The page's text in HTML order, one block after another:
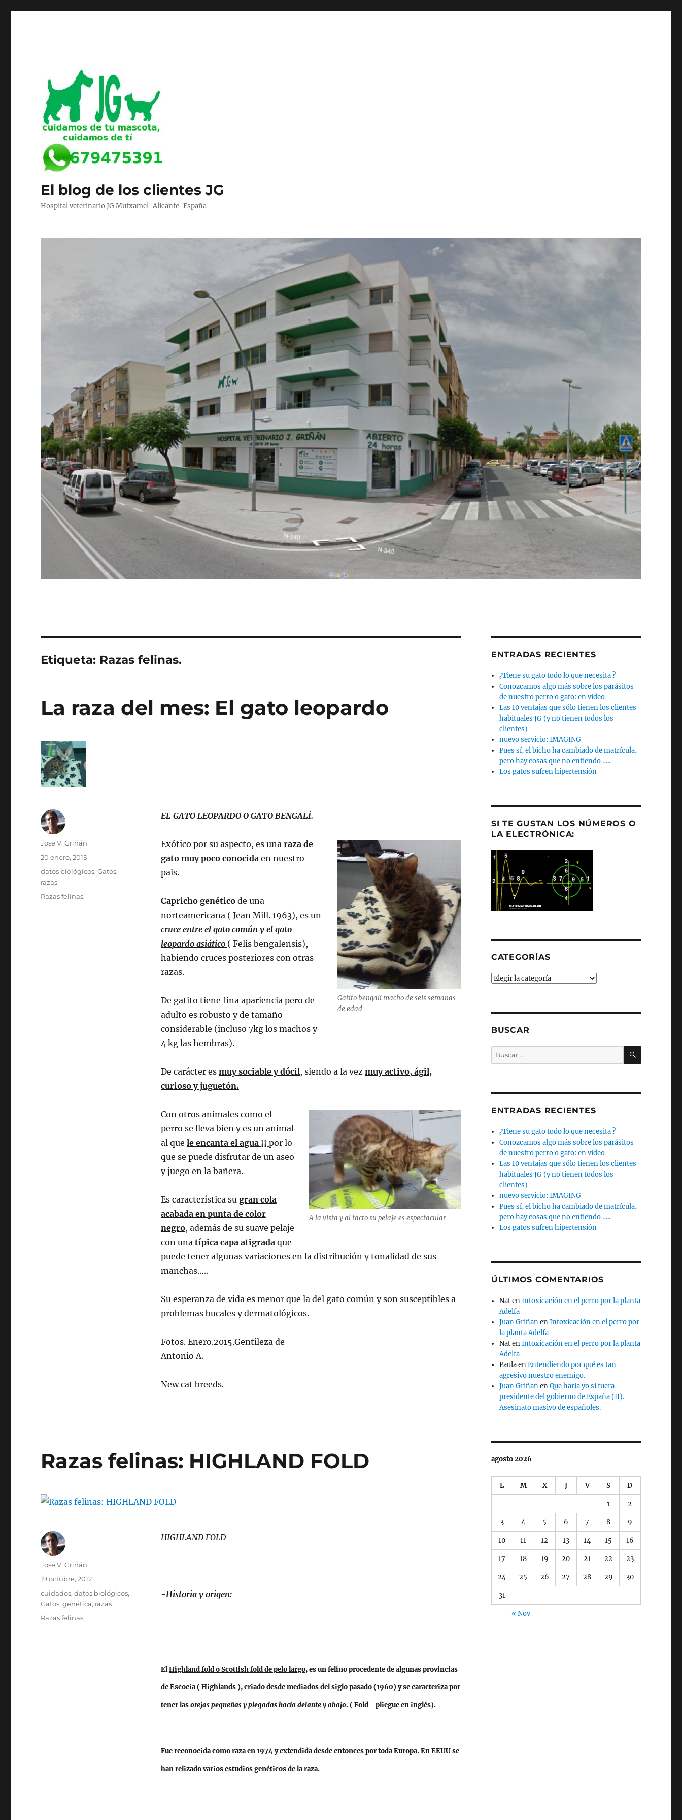
El blog de los clientes JG
Hospital veterinario JG Mutxamel-Alicante-España
Etiqueta: Razas felinas.
La raza del mes: El gato leopardo
EL GATO LEOPARDO O GATO BENGALÍ.
Gatito bengali macho de seis semanas
de edad
Exótico por su aspecto, es una raza de
gato muy poco conocida en nuestro
pais.
Capricho genéticode una
norteamericana ( Jean Mill. 1963), es un
cruce entre el gato común y el gato
leopardo asiático ( Felis bengalensis),
habiendo cruces posteriores con otras
razas.
De gatito tiene fina apariencia pero de
adulto es robusto y de tamaño
considerable (incluso 7kg los machos y
4 kg las hembras).
De carácter es muy sociable y dócil, siendo a la vez muy activo, ágil,
curioso y juguetón.
A la vista y al tacto su pelaje es espectacular
Con otros animales como el
perro se lleva bien y es un animal
al que le encanta el agua ¡¡ por lo
que se puede disfrutar de un aseo
y juego en la bañera.
Es característica su gran cola
acabada en punta de color
negro, además de su suave pelaje
con una típica capa atigrada que
puede tener algunas variaciones en la distribución y tonalidad de sus
manchas…..
Su esperanza de vida es menor que la del gato común y son susceptibles a
problemas bucales y dermatológicos.
Fotos. Enero.2015.Gentileza de
Antonio A.
New cat breeds.
Autor
Jose V. Griñán
Publicado
el
20 enero, 2015
Categorías
datos biológicos,Gatos,
razas
Etiquetas
Razas felinas.
Razas felinas: HIGHLAND FOLD
HIGHLAND FOLD
-Historia y origen:
ElHighland fold o Scottish fold de pelo largo, es un felino procedente de algunas provincias
de Escocia ( Highlands ), criado desde mediados del siglo pasado (1960) y se caracteriza por
tener lasorejas pequeñas y plegadas hacia delante y abajo. ( Fold = pliegue en inglés).
Fue reconocida como raza en 1974 y extendida desde entonces por toda Europa. En EEUU se
han relizado varios estudios genéticos de la raza.
Autor
Jose V. Griñán
Publicado
19 octubre, 2012
Categorías
cuidados,datos biológicos,
Gatos,genética, razas
Etiquetas
Razas felinas.
ENTRADAS RECIENTES
¿Tiene su gato todo lo que necesita ?
Conozcamos algo más sobre los parásitos
de nuestro perro o gato: en video
Las 10 ventajas que sólo tienen los clientes
habituales JG (y no tienen todos los
clientes)
nuevo servicio: IMAGING
Pues sí, el bicho ha cambiado de matrícula,
pero hay cosas que no entiendo …..
Los gatos sufren hipertensión
SI TE GUSTAN LOS NÚMEROS O
LA ELECTRÓNICA:
CATEGORÍAS
Categorías
BUSCAR
Buscar
por:
BUSCAR
ENTRADAS RECIENTES
¿Tiene su gato todo lo que necesita ?
Conozcamos algo más sobre los parásitos
de nuestro perro o gato: en video
Las 10 ventajas que sólo tienen los clientes
habituales JG (y no tienen todos los
clientes)
nuevo servicio: IMAGING
Pues sí, el bicho ha cambiado de matrícula,
pero hay cosas que no entiendo …..
Los gatos sufren hipertensión
ÚLTIMOS COMENTARIOS
NatenIntoxicación en el perro por la planta
Adelfa
Juan GriñanenIntoxicación en el perro por
la planta Adelfa
NatenIntoxicación en el perro por la planta
Adelfa
PaulaenEntendiendo por qué es tan
agresivo nuestro enemigo.
Juan GriñanenQue haria yo si fuera
presidente del gobierno de España (II).
Asesinato masivo de españoles.
agosto 2026
L M X J V S D
1 2
3 4 5 6 7 8 9
10 11 12 13 14 15 16
17 18 19 20 21 22 23
24 25 26 27 28 29 30
31
« Nov